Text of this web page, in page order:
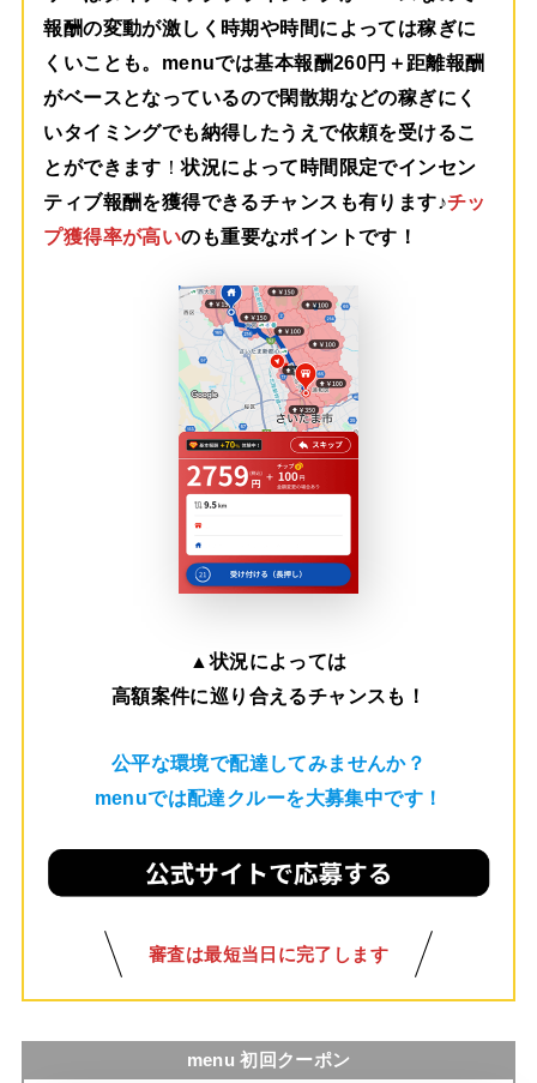
報酬の変動が激しく時期や時間によっては稼ぎに
くいことも。menuでは基本報酬260円＋距離報酬
がベースとなっているので閑散期などの稼ぎにく
いタイミングでも納得したうえで依頼を受けるこ
とができます ！状況によって時間限定でインセン
ティブ報酬を獲得できるチャンスも有ります♪チッ
プ獲得率が高いのも重要なポイントです！
▲状況によっては
高額案件に巡り合えるチャンスも！
公平な環境で配達してみませんか？
menuでは配達クルーを大募集中です！
審査は最短当日に完了します
menu 初回クーポン